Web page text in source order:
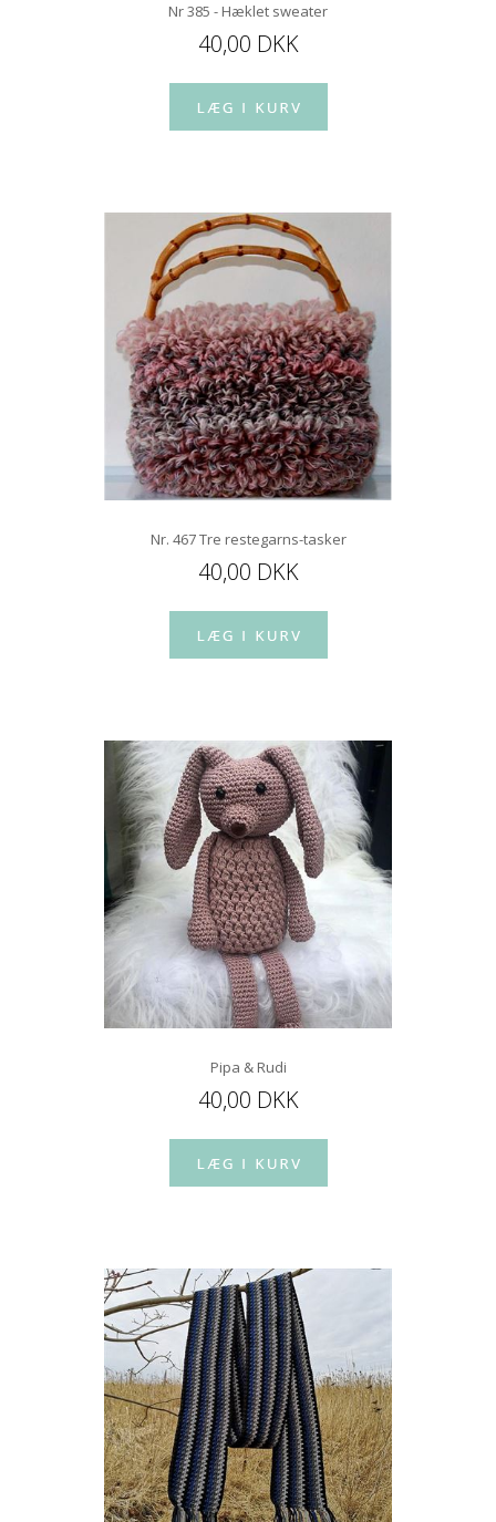
Nr 385 - Hæklet sweater
40,00 DKK
Nr. 467 Tre restegarns-tasker
40,00 DKK
Pipa & Rudi
40,00 DKK